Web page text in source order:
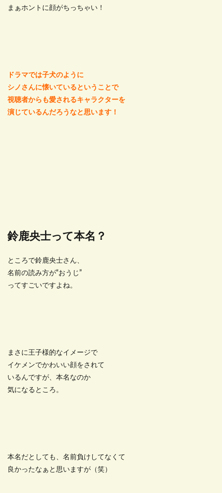
まぁホントに顔がちっちゃい！
ドラマでは子犬のように
シノさんに懐いているということで
視聴者からも愛されるキャラクターを
演じているんだろうなと思います！
鈴鹿央士って本名？
ところで鈴鹿央士さん、
名前の読み方が“おうじ”
ってすごいですよね。
まさに王子様的なイメージで
イケメンでかわいい顔をされて
いるんですが、本名なのか
気になるところ。
本名だとしても、名前負けしてなくて
良かったなぁと思いますが（笑）